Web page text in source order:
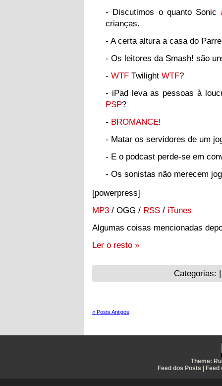
- Discutimos o quanto Sonic
crianças.
- A certa altura a casa do
- Os leitores da Smash! são
- WTF Twilight WTF?
- iPad leva as pessoas à
PSP?
- BROMANCE!
- Matar os servidores de um
- E o podcast perde-se em
- Os sonistas não merecem
[powerpress]
MP3 / OGG / RSS / iTunes
Algumas coisas mencionadas
Ler o resto »
Categorias:
« Posts Antigos
Theme:
Feed dos Posts | Feed